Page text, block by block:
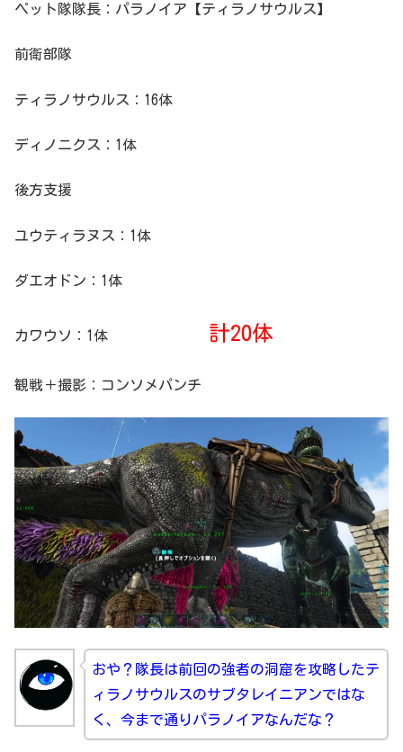
ペット隊隊長：パラノイア【ティラノサウルス】
前衛部隊
ティラノサウルス：16体
ディノニクス：1体
後方支援
ユウティラヌス：1体
ダエオドン：1体
カワウソ：1体 計20体
観戦＋撮影：コンソメパンチ
おや？隊長は前回の強者の洞窟を攻略したテ
ィラノサウルスのサブタレイニアンではな
く、今まで通りパラノイアなんだな？